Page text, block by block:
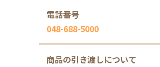
電話番号
048-688-5000
商品の引き渡しについて